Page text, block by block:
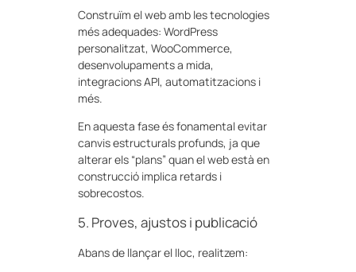
Construïm el web amb les tecnologies
més adequades: WordPress
personalitzat, WooCommerce,
desenvolupaments a mida,
integracions API, automatitzacions i
més.
En aquesta fase és fonamental evitar
canvis estructurals profunds, ja que
alterar els “plans” quan el web està en
construcció implica retards i
sobrecostos.
5. Proves, ajustos i publicació
Abans de llançar el lloc, realitzem: